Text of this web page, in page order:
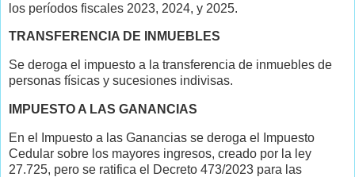
los períodos fiscales 2023, 2024, y 2025.
TRANSFERENCIA DE INMUEBLES
Se deroga el impuesto a la transferencia de inmuebles de
personas físicas y sucesiones indivisas.
IMPUESTO A LAS GANANCIAS
En el Impuesto a las Ganancias se deroga el Impuesto
Cedular sobre los mayores ingresos, creado por la ley
27.725, pero se ratifica el Decreto 473/2023 para las